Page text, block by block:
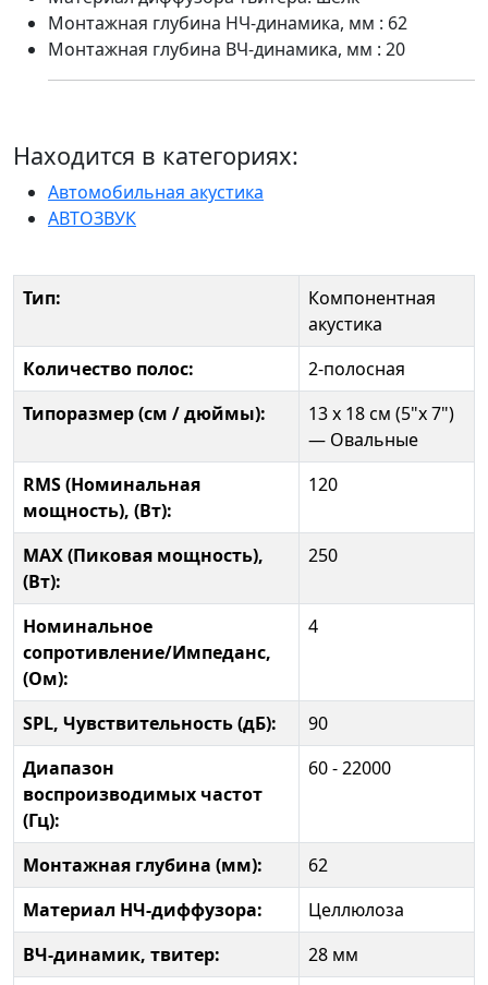
Монтажная глубина НЧ-динамика, мм : 62
Монтажная глубина ВЧ-динамика, мм : 20
Находится в категориях:
Автомобильная акустика
АВТОЗВУК
Тип:
Компонентная
акустика
Количество полос:
2-полосная
Типоразмер (см / дюймы):
13 x 18 см (5"x 7")
— Овальные
RMS (Номинальная
мощность), (Вт):
120
MAX (Пиковая мощность),
(Вт):
250
Номинальное
сопротивление/Импеданс,
(Ом):
4
SPL, Чувствительность (дБ):
90
Диапазон
воспроизводимых частот
(Гц):
60 - 22000
Монтажная глубина (мм):
62
Материал НЧ-диффузора:
Целлюлоза
ВЧ-динамик, твитер:
28 мм